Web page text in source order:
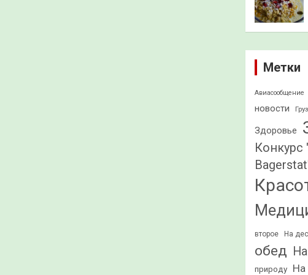
Метки
Авиасообщение
новости
Здоровье
Конкурс
второе На
обед
природу
На